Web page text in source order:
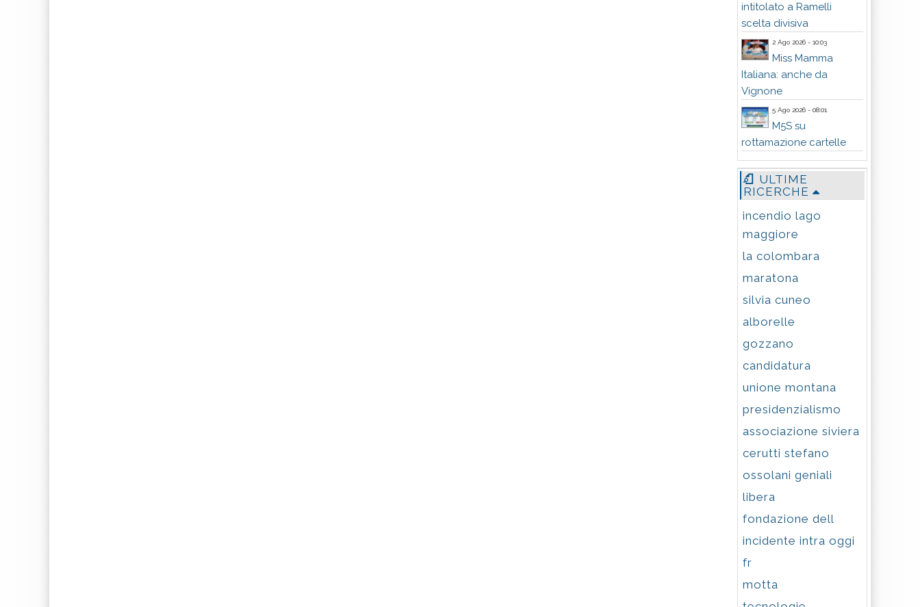
intitolato a Ramelli
scelta divisiva
2 Ago 2026 - 10:03
Miss Mamma
Italiana: anche da
Vignone
5 Ago 2026 - 08:01
M5S su
rottamazione cartelle
ULTIME
RICERCHE
incendio lago
maggiore
la colombara
maratona
silvia cuneo
alborelle
gozzano
candidatura
unione montana
presidenzialismo
associazione siviera
cerutti stefano
ossolani geniali
libera
fondazione dell
incidente intra oggi
fr
motta